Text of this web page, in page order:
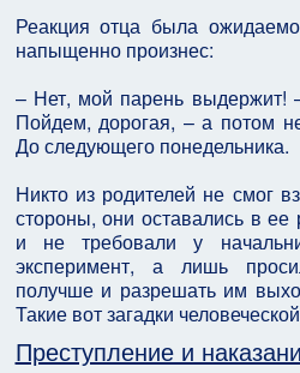
Реакция отца была
напыщенно произнес:
– Нет, мой парень выдержит!
Пойдем, дорогая, – а потом
До следующего понедельника.
Никто из родителей не смог
стороны, они оставались в
и не требовали у
эксперимент, а лишь
получше и разрешать им
Такие вот загадки
Преступление и